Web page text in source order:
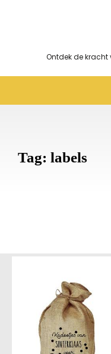
Ontdek de
Tag: labels